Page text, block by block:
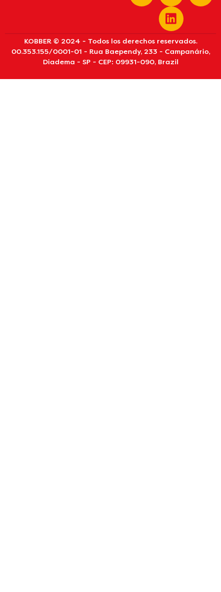
KOBBER © 2024 - Todos los derechos reservados.
00.353.155/0001-01 - Rua Baependy, 233 - Campanário,
Diadema - SP - CEP: 09931-090, Brazil